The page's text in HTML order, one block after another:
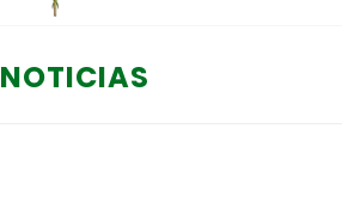
NOTICIAS